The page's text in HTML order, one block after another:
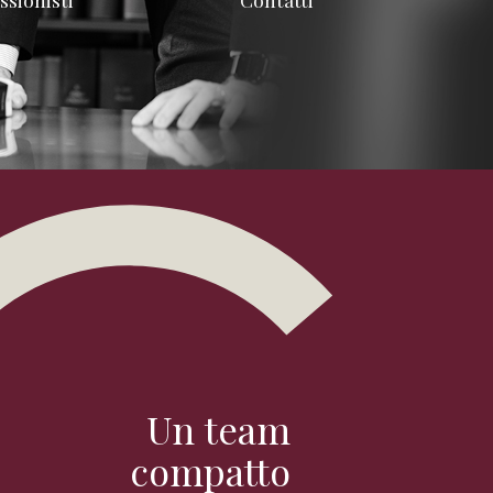
Un team
compatto